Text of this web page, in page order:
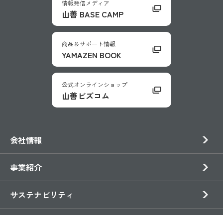
情報発信メディア
山善 BASE CAMP
商品＆サポート情報
YAMAZEN BOOK
公式オンラインショップ
山善ビズコム
会社情報
事業紹介
サステナビリティ